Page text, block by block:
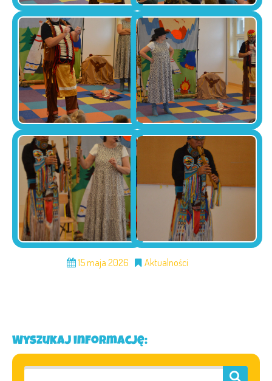
Wyszukaj informację:
15 maja 2026 Aktualności